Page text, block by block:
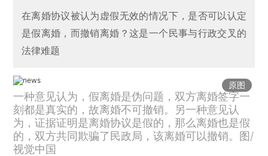
在离婚协议被认为虚假无效的情况下，是否可以认定
是假离婚，而撤销离婚？这是一个民事与行政交叉的
法律难题
原图
一种意见认为，假离婚是伪问题，双方离婚签字一
刻都是真实的，故离婚不可撤销。另一种意见认
为，证据证明是离婚协议是假的，那么离婚也是假
的，双方共同欺骗了民政局，该离婚可以撤销。图/
视觉中国